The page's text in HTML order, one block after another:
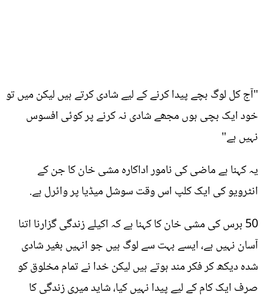
"آج کل لوگ بچے پیدا کرنے کے لیے شادی کرتے ہیں لیکن میں تو
خود ایک بچی ہوں مجھے شادی نہ کرنے پر کوئی افسوس
نہیں ہے"
یہ کہنا ہے ماضی کی نامور اداکارہ مشی خان کا جن کے
انٹرویو کی ایک کلپ اس وقت سوشل میڈیا پر وائرل ہے.
50 برس کی مشی خان کا کہنا ہے کہ اکیلے زندگی گزارنا اتنا
آسان نہیں ہے، ایسے بہت سے لوگ ہیں جو انہیں بغیر شادی
شدہ دیکھ کر فکر مند ہوتے ہیں لیکن خدا نے تمام مخلوق کو
صرف ایک کام کے لیے پیدا نہیں کیا، شاید میری زندگی کا